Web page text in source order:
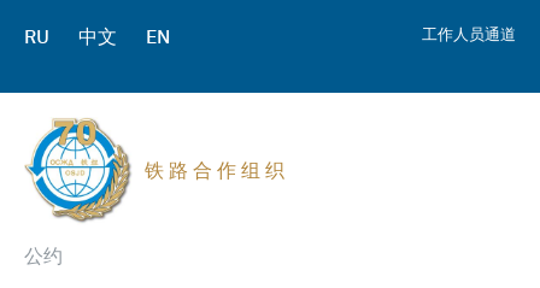
RU 中文 EN 工作人员通道
铁 路 合 作 组 织
公约